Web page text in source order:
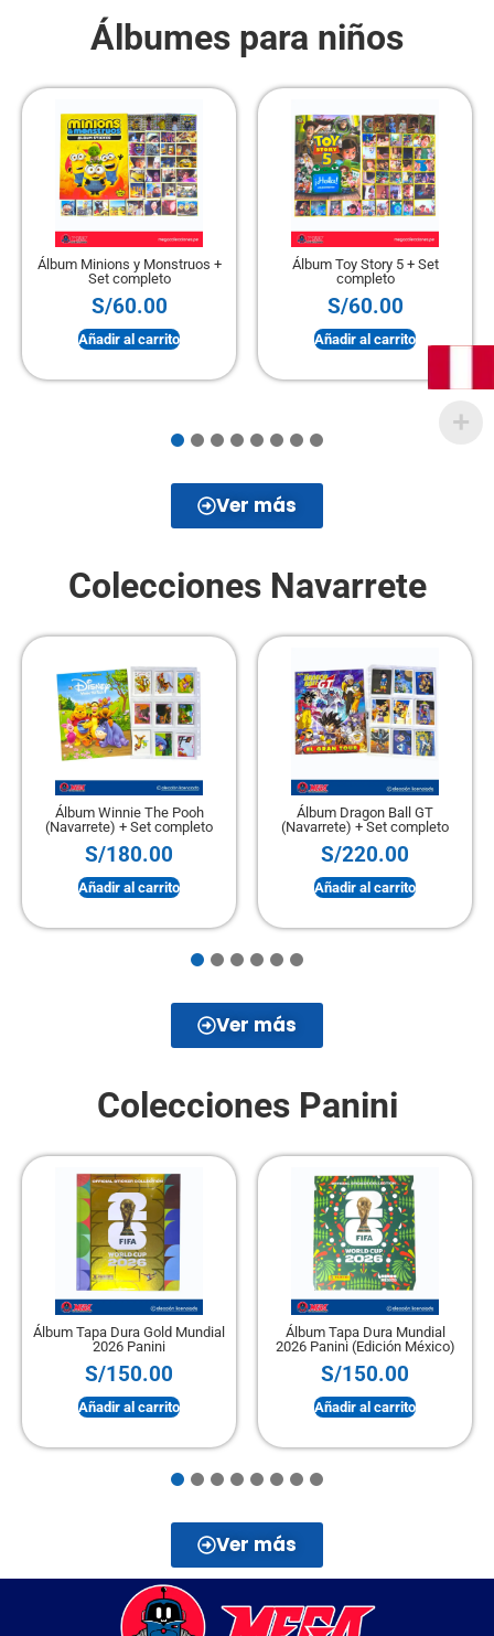
Álbumes para niños
Álbum Minions y Monstruos +
Set completo
S/60.00
Añadir al carrito
Álbum Toy Story 5 + Set
completo
S/60.00
Añadir al carrito
Ver más
Colecciones Navarrete
Álbum Winnie The Pooh
(Navarrete) + Set completo
S/180.00
Añadir al carrito
Álbum Dragon Ball GT
(Navarrete) + Set completo
S/220.00
Añadir al carrito
Ver más
Colecciones Panini
Álbum Tapa Dura Gold Mundial
2026 Panini
S/150.00
Añadir al carrito
Álbum Tapa Dura Mundial
2026 Panini (Edición México)
S/150.00
Añadir al carrito
Ver más